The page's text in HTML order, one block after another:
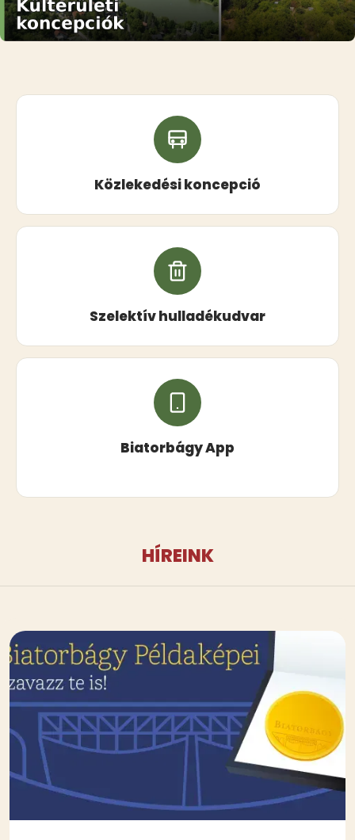
Közlekedési koncepció
Szelektív hulladékudvar
Biatorbágy App
HÍREINK
Kép